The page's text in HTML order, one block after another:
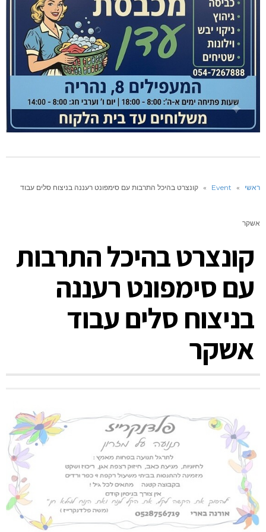
ראשי »
Event
» קונצרט בהיכל התרבות עם סימפונט רעננה בניצוח סלים עבוד
אשקר
קונצרט בהיכל התרבות
עם סימפונט רעננה
בניצוח סלים עבוד
אשקר